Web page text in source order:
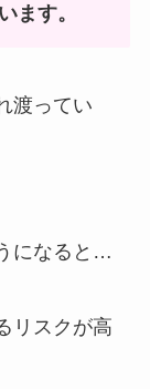
ます。
渡ってい
になると…
リスクが高